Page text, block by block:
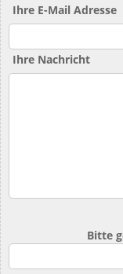
Ihre E-Mail Adresse
Ihre Nachricht
Bitte